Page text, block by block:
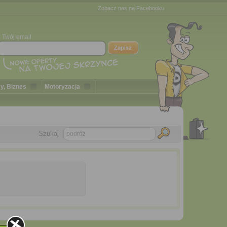
Twój email
Zobacz nas na Facebooku
Biznes Motoryzacja
Szukaj